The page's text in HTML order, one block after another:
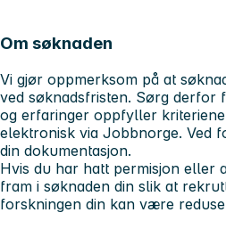
Om søknaden
Vi gjør oppmerksom på at
ved søknadsfristen. Sørg derfor
og erfaringer oppfyller
elektronisk via Jobbnorge. Ved
din dokumentasjon.
Hvis du har hatt permisjon eller
fram i søknaden din slik at
forskningen din kan være